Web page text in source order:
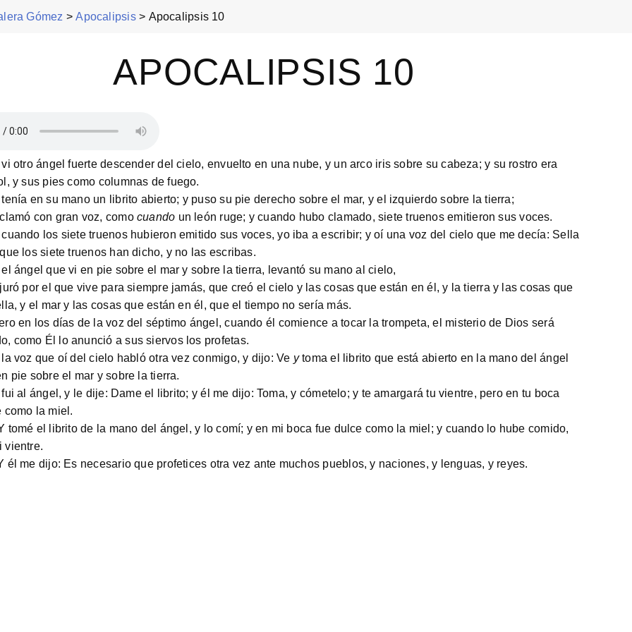
Gómez >Apocalipsis> Apocalipsis 10
APOCALIPSIS 10
otro ángel fuerte descender del cielo, envuelto en una nube, y un arco iris sobre su cabeza; y su rostro era
y sus pies como columnas de fuego.
en su mano un librito abierto; y puso su pie derecho sobre el mar, y el izquierdo sobre la tierra;
con gran voz, como cuando un león ruge; y cuando hubo clamado, siete truenos emitieron sus voces.
los siete truenos hubieron emitido sus voces, yo iba a escribir; y oí una voz del cielo que me decía: Sella
los siete truenos han dicho, y no las escribas.
ángel que vi en pie sobre el mar y sobre la tierra, levantó su mano al cielo,
por el que vive para siempre jamás, que creó el cielo y las cosas que están en él, y la tierra y las cosas que
y el mar y las cosas que están en él, que el tiempo no sería más.
en los días de la voz del séptimo ángel, cuando él comience a tocar la trompeta, el misterio de Dios será
como Él lo anunció a sus siervos los profetas.
voz que oí del cielo habló otra vez conmigo, y dijo: Ve ytoma el librito que está abierto en la mano del ángel
pie sobre el mar y sobre la tierra.
al ángel, y le dije: Dame el librito; y él me dijo: Toma, y cómetelo; y te amargará tu vientre, pero en tu boca
la miel.
tomé el librito de la mano del ángel, y lo comí; y en mi boca fue dulce como la miel; y cuando lo hube comido,
vientre.
él me dijo: Es necesario que profetices otra vez ante muchos pueblos, y naciones, y lenguas, y reyes.